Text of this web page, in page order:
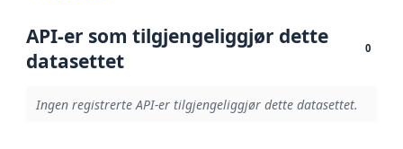
API-er som tilgjengeliggjør dette
datasettet
0
Ingen registrerte API-er tilgjengeliggjør dette datasettet.